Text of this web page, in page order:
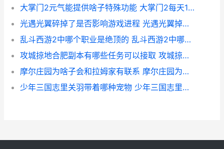
大掌门2元气能提供啥子特殊功能 大掌门2每天10元
光遇光翼碎掉了是否影响游戏进程 光遇光翼掉了咋办
乱斗西游2中哪个职业是绝顶的 乱斗西游2中哪吒怎么玩
攻城掠地合肥副本有哪些任务可以接取 攻城掠地合肥副本153曹操
摩尔庄园为啥子会和拉姆家有联系 摩尔庄园为什么是4463
少年三国志里关羽带着哪种宠物 少年三国志里关羽怎么玩